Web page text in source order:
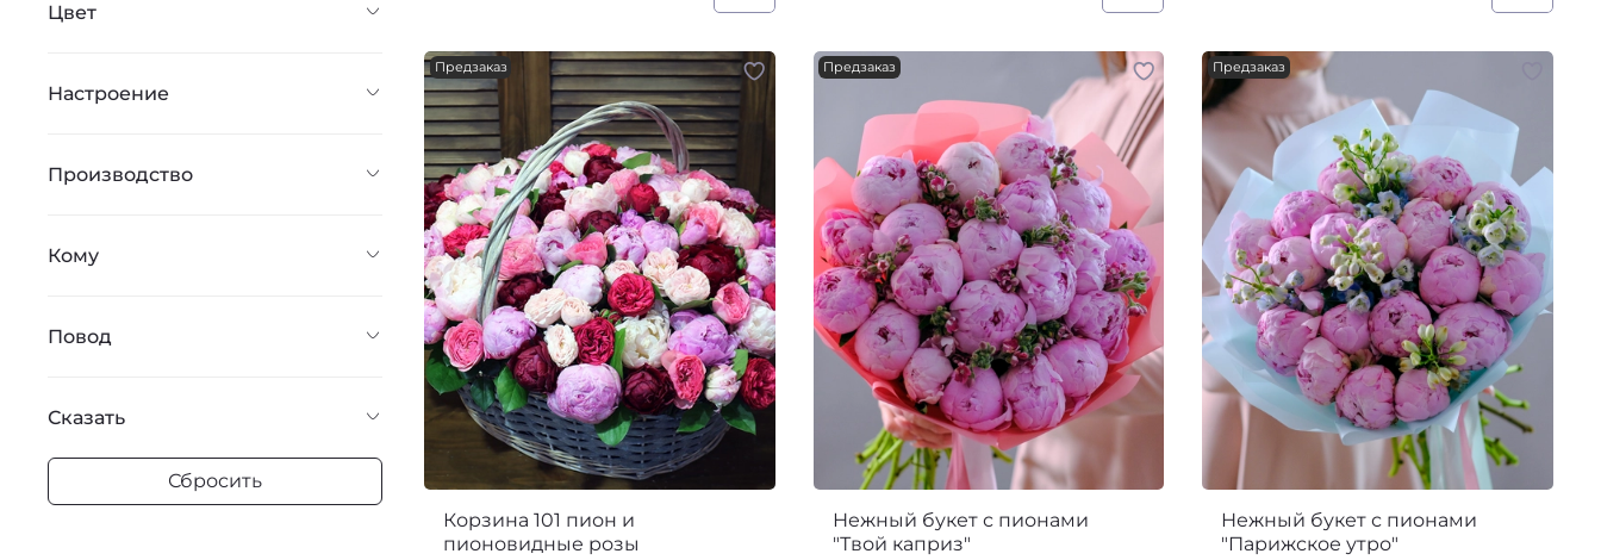
Предзаказ
Корзина 101 пион и
пионовидные розы
Предзаказ
Нежный букет с пионами
"Твой каприз"
Предзаказ
Нежный букет с пионами
"Парижское утро"
Цвет
Настроение
Производство
Кому
Повод
Сказать
Сбросить